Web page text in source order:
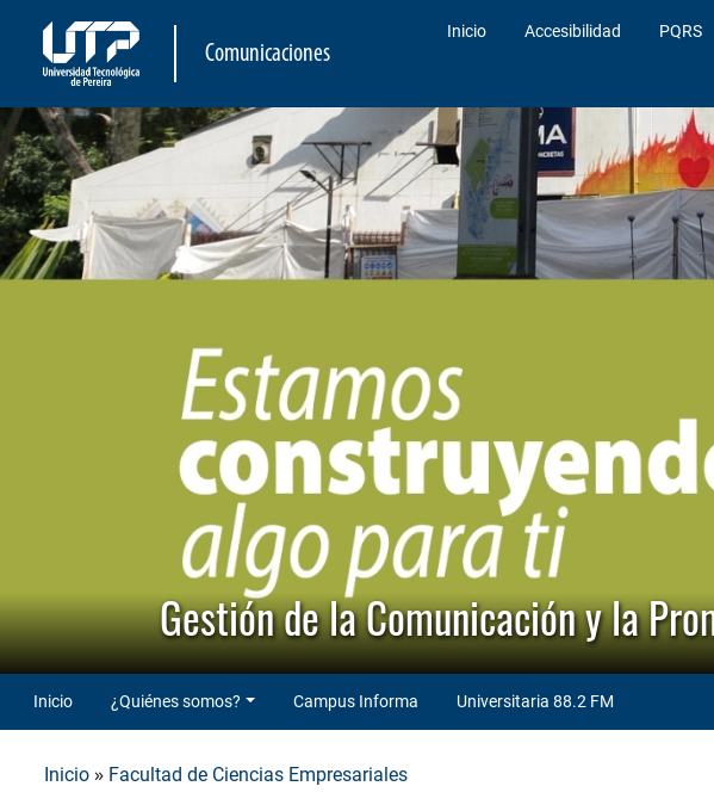
Comunicaciones
Inicio Accesibilidad PQRS
Gestión de la Comunicación y la
Inicio ¿Quiénes somos? Campus Informa Universitaria 88.2 FM
Inicio » Facultad de Ciencias Empresariales